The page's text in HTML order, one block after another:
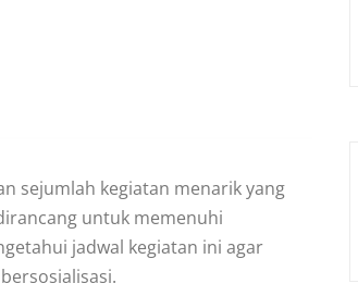
sejumlah kegiatan menarik yang
untuk memenuhi
jadwal kegiatan ini agar